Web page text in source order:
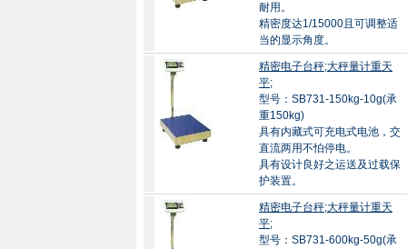
耐用。
精密度达1/15000且可调整适
当的显示角度。
精密电子台秤;大秤量计重天
平;
型号：SB731-150kg-10g(承
重150kg)
具有内藏式可充电式电池，交
直流两用不怕停电。
具有设计良好之运送及过载保
护装置。
精密电子台秤;大秤量计重天
平;
型号：SB731-600kg-50g(承